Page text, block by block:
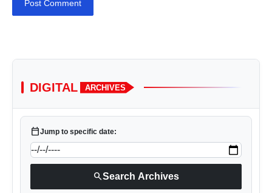
Post Comment
DIGITAL ARCHIVES
calendar_todayJump to specific date:
searchSearch Archives